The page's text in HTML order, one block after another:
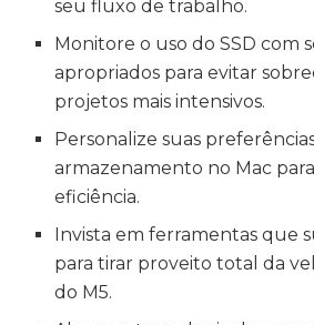
seu fluxo de trabalho.
Monitore o uso do SSD com
apropriados para evitar
projetos mais intensivos.
Personalize suas
armazenamento no Mac
eficiência.
Invista em ferramentas que
para tirar proveito total da
do M5.